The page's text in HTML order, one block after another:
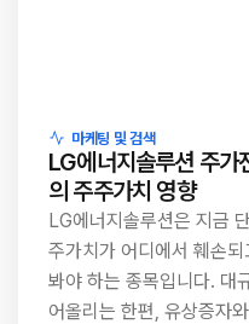
마케팅 및 검색
LG에너지솔루션 주가
의 주주가치 영향
LG에너지솔루션은 지금
주가치가 어디에서 훼손
봐야 하는 종목입니다. 대
어올리는 한편, 유상증자